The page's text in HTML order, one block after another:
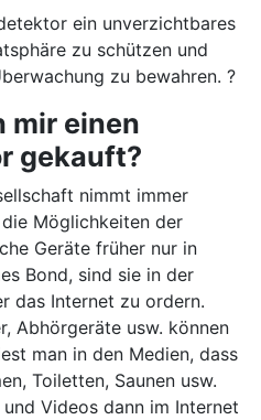
ein unverzichtbares
zu schützen und
zu bewahren. ?️
mir einen
gekauft?
nimmt immer
Möglichkeiten der
Geräte früher nur in
Bond, sind sie in der
das Internet zu ordern.
Abhörgeräte usw. können
man in den Medien, dass
Toiletten, Saunen usw.
Videos dann im Internet